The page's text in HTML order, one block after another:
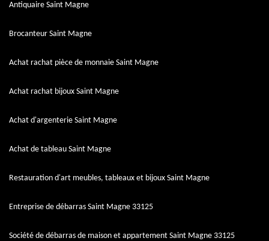
Antiquaire Saint Magne
Brocanteur Saint Magne
Achat rachat pièce de monnaie Saint Magne
Achat rachat bijoux Saint Magne
Achat d'argenterie Saint Magne
Achat de tableau Saint Magne
Restauration d'art meubles, tableaux et bijoux Saint Magne
Entreprise de débarras Saint Magne 33125
Société de débarras de maison et appartement Saint Magne 33125